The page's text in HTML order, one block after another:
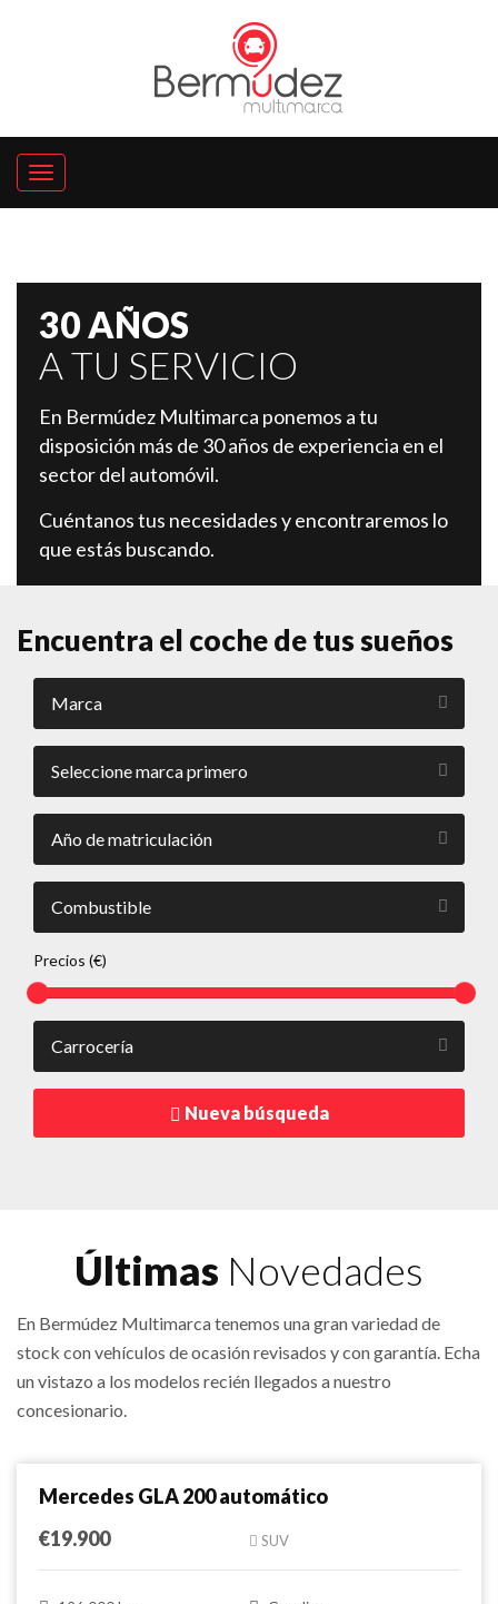
30 AÑOS
A TU SERVICIO
En Bermúdez Multimarca ponemos a tu
disposición más de 30 años de experiencia en el
sector del automóvil.
Cuéntanos tus necesidades y encontraremos lo
que estás buscando.
Encuentra el coche de tus sueños
Precios (€)
Nueva búsqueda
Últimas Novedades
En Bermúdez Multimarca tenemos una gran variedad de
stock con vehículos de ocasión revisados y con garantía. Echa
un vistazo a los modelos recién llegados a nuestro
concesionario.
Comparar
Mercedes GLA 200 automático
€19.900
SUV